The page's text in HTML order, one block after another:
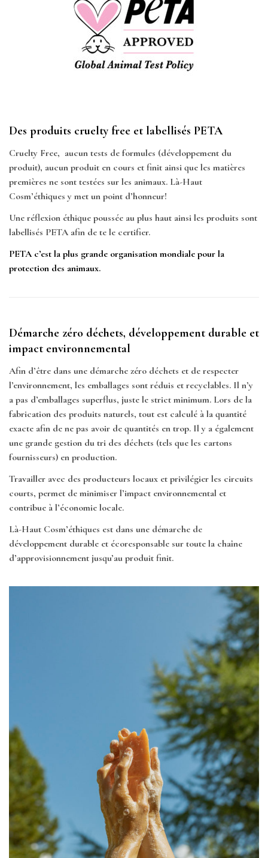
Des produits cruelty free et labellisés PETA
Cruelty Free, aucun tests de formules (développement du
produit), aucun produit en cours et finit ainsi que les matières
premières ne sont testées sur les animaux. Là-Haut
Cosm’éthiques y met un point d’honneur!
Une réflexion éthique poussée au plus haut ainsi les produits sont
labellisés PETA afin de te le certifier.
PETA c’est la plus grande organisation mondiale pour la
protection des animaux.
Démarche zéro déchets, développement durable et
impact environnemental
Afin d’être dans une démarche zéro déchets et de respecter
l’environnement, les emballages sont réduis et recyclables. Il n’y
a pas d’emballages superflus, juste le strict minimum. Lors de la
fabrication des produits naturels, tout est calculé à la quantité
exacte afin de ne pas avoir de quantités en trop. Il y a également
une grande gestion du tri des déchets (tels que les cartons
fournisseurs) en production.
Travailler avec des producteurs locaux et privilégier les circuits
courts, permet de minimiser l’impact environnemental et
contribue à l’économie locale.
Là-Haut Cosm’éthiques est dans une démarche de
développement durable et écoresponsable sur toute la chaîne
d’approvisionnement jusqu’au produit finit.